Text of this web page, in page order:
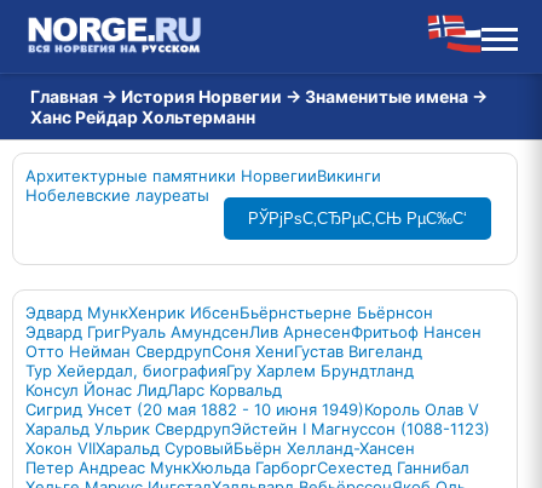
Главная → История Норвегии → Знаменитые имена →
Ханс Рейдар Хольтерманн
Архитектурные памятники НорвегииВикинги
Нобелевские лауреаты
РЎРјРѕС‚СЂРµС‚СЊ РµС‰С‘
Эдвард МункХенрик ИбсенБьёрнстьерне Бьёрнсон
Эдвард ГригРуаль АмундсенЛив АрнесенФритьоф Нансен
Отто Нейман СвердрупСоня ХениГустав Вигеланд
Тур Хейердал, биографияГру Харлем Брундтланд
Консул Йонас ЛидЛарс Корвальд
Сигрид Унсет (20 мая 1882 - 10 июня 1949)Король Олав V
Харальд Ульрик СвердрупЭйстейн I Магнуссон (1088-1123)
Хокон VIIХаральд СуровыйБьёрн Хелланд-Хансен
Петер Андреас МункХюльда ГарборгСехестед Ганнибал